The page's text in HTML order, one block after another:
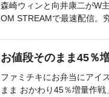
森崎ウィンと向井康二がW
OM STREAMで最速配信。
お値段そのまま45％
ファミチキにお弁当にアイ
まま おかわり45％増量作